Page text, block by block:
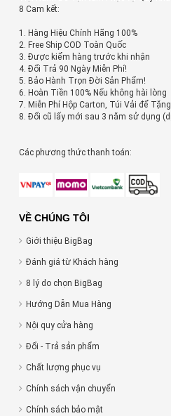
8 Cam kết:
1. Hàng Hiệu Chính Hãng 100%
2. Free Ship COD Toàn Quốc
3. Được kiểm hàng trước khi nhận
4. Đổi Trả 90 Ngày Miễn Phí!
5. Bảo Hành Trọn Đời Sản Phẩm!
6. Hoàn Tiền 100% Nếu không hài lòng
7. Miễn Phí Hộp Carton, Túi Vải để
8. Đổi cũ lấy mới sau 3 năm sử dụng
Các phương thức thanh toán:
VỀ CHÚNG TÔI
Giới thiệu BigBag
Đánh giá từ Khách hàng
8 lý do chọn BigBag
Hướng Dẫn Mua Hàng
Nội quy cửa hàng
Đổi - Trả sản phẩm
Chất lượng phục vụ
Chính sách vận chuyển
Chính sách bảo mật